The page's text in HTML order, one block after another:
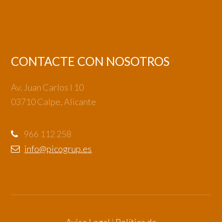
CONTACTE CON NOSOTROS
Av. Juan Carlos I 10
03710 Calpe, Alicante
966 112 258
info@picogrup.es